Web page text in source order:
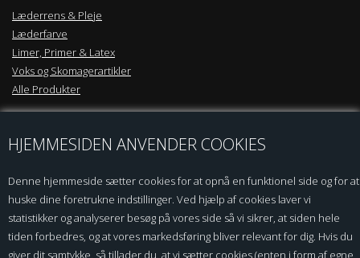
HJEMMESIDEN ANVENDER COOKIES
Denne hjemmeside sætter cookies for at opnå en funktionel side og for at
huske dine foretrukne indstillinger. Ved hjælp af cookies laver vi
statistikker og analyserer besøg på vores side så vi sikrer, at siden hele
tiden forbedres, og at vores markedsføring bliver relevant for dig. Hvis du
giver dit samtykke, så tillader du, at vi sætter cookies (enten i form af egne
Læderrens & Pleje
Læderfarve
Limer, Primer & Latex
Voks og Skomagerartikler
Alle Produkter
Sikkerhedsdatablade / MSDS
Handelsbetingelser B2C
Privatlivspolitik
Om ROC